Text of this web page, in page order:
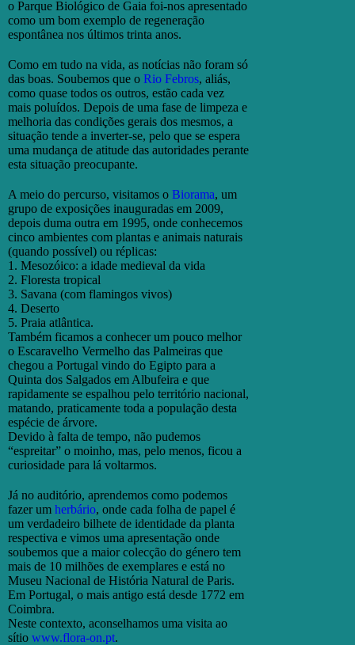
o Parque Biológico de Gaia foi-nos apresentado
como um bom exemplo de regeneração
espontânea nos últimos trinta anos.
Como em tudo na vida, as notícias não foram só
das boas. Soubemos que o Rio Febros, aliás,
como quase todos os outros, estão cada vez
mais poluídos. Depois de uma fase de limpeza e
melhoria das condições gerais dos mesmos, a
situação tende a inverter-se, pelo que se espera
uma mudança de atitude das autoridades perante
esta situação preocupante.
A meio do percurso, visitamos o Biorama, um
grupo de exposições inauguradas em 2009,
depois duma outra em 1995, onde conhecemos
cinco ambientes com plantas e animais naturais
(quando possível) ou réplicas:
1. Mesozóico: a idade medieval da vida
2. Floresta tropical
3. Savana (com flamingos vivos)
4. Deserto
5. Praia atlântica.
Também ficamos a conhecer um pouco melhor
o Escaravelho Vermelho das Palmeiras que
chegou a Portugal vindo do Egipto para a
Quinta dos Salgados em Albufeira e que
rapidamente se espalhou pelo território nacional,
matando, praticamente toda a população desta
espécie de árvore.
Devido à falta de tempo, não pudemos
“espreitar” o moinho, mas, pelo menos, ficou a
curiosidade para lá voltarmos.
Já no auditório, aprendemos como podemos
fazer um herbário, onde cada folha de papel é
um verdadeiro bilhete de identidade da planta
respectiva e vimos uma apresentação onde
soubemos que a maior colecção do género tem
mais de 10 milhões de exemplares e está no
Museu Nacional de História Natural de Paris.
Em Portugal, o mais antigo está desde 1772 em
Coimbra.
Neste contexto, aconselhamos uma visita ao
sítio www.flora-on.pt.